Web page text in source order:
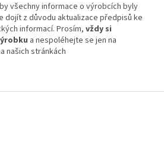
všechny informace o výrobcích byly
dojít z důvodu aktualizace předpisů ke
informací. Prosím, vždy si
a nespoléhejte se jen na
našich stránkách